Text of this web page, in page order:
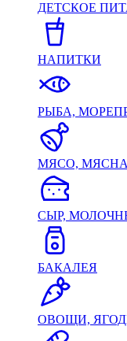
ДЕТСКОЕ
НАПИТКИ
РЫБА,
МЯСО,
СЫР,
БАКАЛЕЯ
ОВОЩИ,